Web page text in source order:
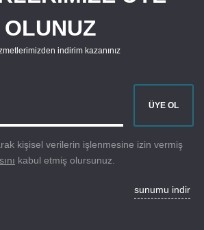
OLUNUZ
indirim kazanınız
ÜYE OL
kişisel verilerin işlenmesine izin vermiş
kabul etmiş olursunuz.
sunumu indir